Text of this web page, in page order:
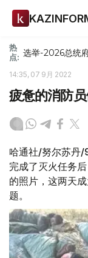
热
点: 选举-2026总统
14:35, 07 9月 2022
疲惫的消防
哈通社/努尔苏丹/
完成了灭火任务
的照片，这两天
题。